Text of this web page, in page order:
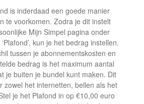
is inderdaad een goede manier
te voorkomen. Zodra je dit instelt
Mijn Simpel pagina onder
kun je het bedrag instellen.
tussen je abonnementskosten en
bedrag is het maximum aantal
je buiten je bundel kunt maken. Dit
zowel het internetten, bellen als het
je het Plafond in op €10,00 euro